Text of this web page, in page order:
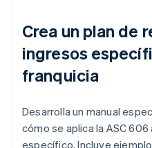
Crea un plan de
ingresos
franquicia
Desarrolla un manual
cómo se aplica la ASC
específico. Incluye